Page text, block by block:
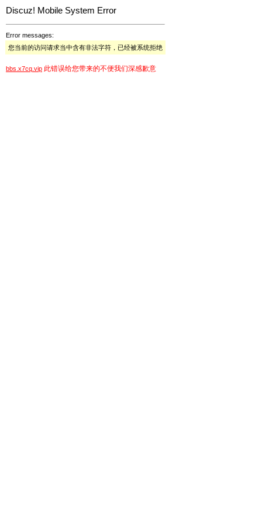
Discuz! Mobile System Error
Error messages:
您当前的访问请求当中含有非法字符，已经被系统拒绝
bbs.x7cq.vip 此错误给您带来的不便我们深感歉意